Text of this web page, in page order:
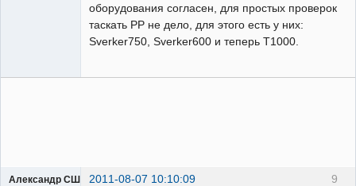
оборудования согласен, для простых проверок
таскать РР не дело, для этого есть у них:
Sverker750, Sverker600 и теперь Т1000.
9
Александр США 2011-08-07 10:10:09